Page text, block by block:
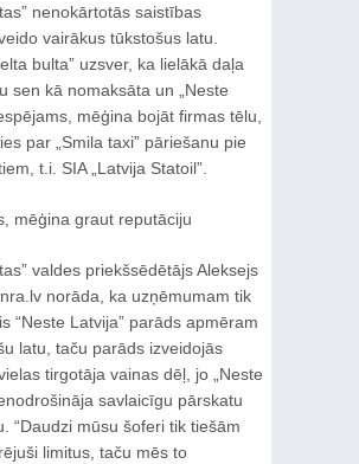
nenokārtotās saistības
vairākus tūkstošus latu.
bulta” uzsver, ka lielākā daļa
sen kā nomaksāta un „Neste
mēģina bojāt firmas tēlu,
par „Smila taxi” pāriešanu pie
t.i. SIA „Latvija Statoil”.
mēģina graut reputāciju
valdes priekšsēdētājs Aleksejs
norāda, ka uzņēmumam tik
“Neste Latvija” parāds apmēram
latu, taču parāds izveidojās
tirgotāja vainas dēļ, jo „Neste
savlaicīgu pārskatu
“Daudzi mūsu šoferi tik tiešām
limitus, taču mēs to